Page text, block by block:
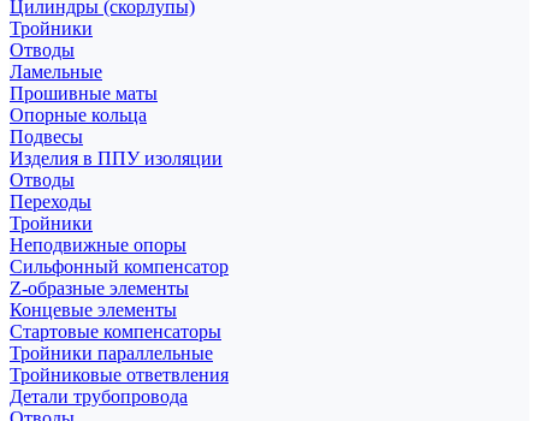
Цилиндры (скорлупы)
Тройники
Отводы
Ламельные
Прошивные маты
Опорные кольца
Подвесы
Изделия в ППУ изоляции
Отводы
Переходы
Тройники
Неподвижные опоры
Cильфонный компенсатор
Z-образные элементы
Концевые элементы
Стартовые компенсаторы
Тройники параллельные
Тройниковые ответвления
Детали трубопровода